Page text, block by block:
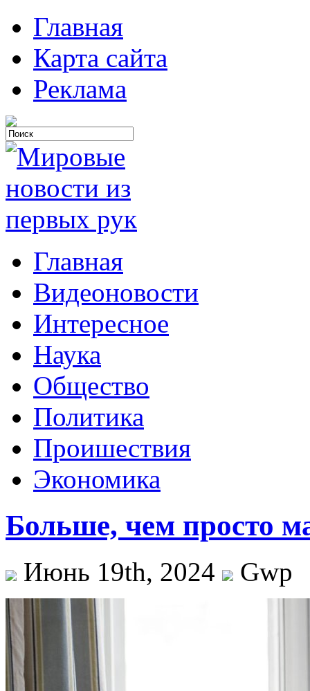
Главная
Карта сайта
Реклама
Главная
Видеоновости
Интересное
Наука
Общество
Политика
Проишествия
Экономика
Больше, чем просто
Июнь 19th, 2024 Gwp